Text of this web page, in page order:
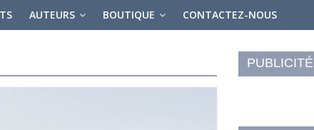
AUTEURS BOUTIQUE CONTACTEZ-NOUS
PUBLICITÉ